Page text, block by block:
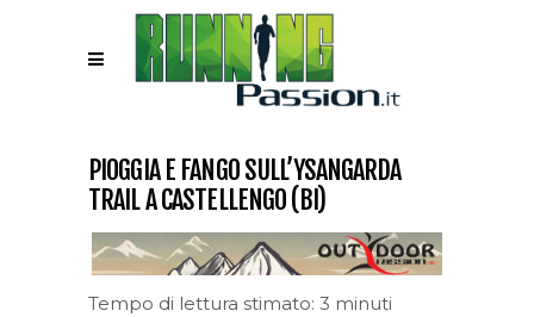
PIOGGIA E FANGO SULL’YSANGARDA
TRAIL A CASTELLENGO (BI)
Tempo di lettura stimato: 3 minuti